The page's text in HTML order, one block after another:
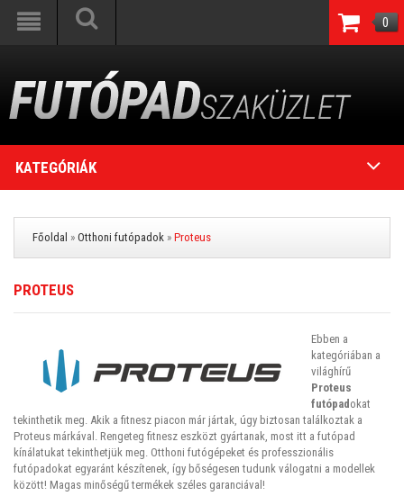
0
KATEGÓRIÁK
Főoldal » Otthoni futópadok » Proteus
PROTEUS
Ebben a
kategóriában a
világhírű
Proteus
futópad okat
tekinthetik meg. Akik a fitnesz piacon már jártak, úgy biztosan találkoztak a
Proteus márkával. Rengeteg fitnesz eszközt gyártanak, most itt a futópad
kínálatukat tekinthetjük meg. Otthoni futógépeket és professzionális
futópadokat egyaránt készítenek, így bőségesen tudunk válogatni a modellek
között! Magas minőségű termékek széles garanciával!